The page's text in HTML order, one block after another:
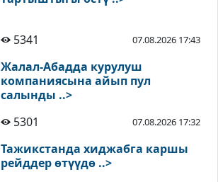
5341 07.08.2026 17:43
Жалал-Абадда курулуш
компаниясына айып пул
салынды ..>
5301
07.08.2026 17:32
Тажикстанда хиджабга каршы
рейддер өтүүдө ..>